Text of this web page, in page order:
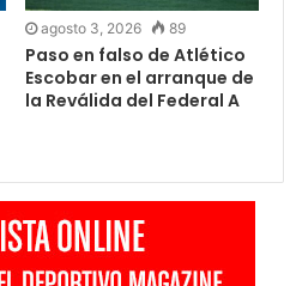
agosto 3, 2026 89
Paso en falso de Atlético
Escobar en el arranque de
la Reválida del Federal A